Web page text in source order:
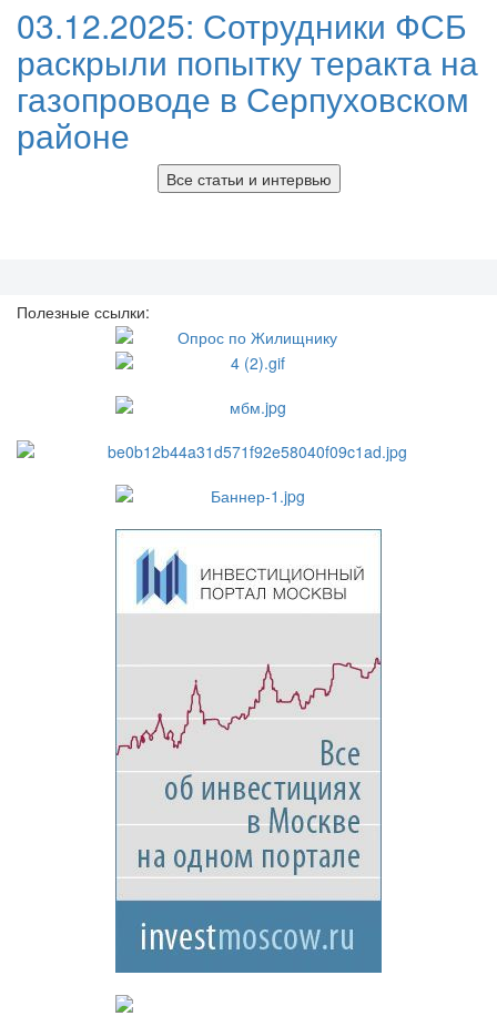
03.12.2025: Сотрудники ФСБ
раскрыли попытку теракта на
газопроводе в Серпуховском
районе
Все статьи и интервью
Полезные ссылки: